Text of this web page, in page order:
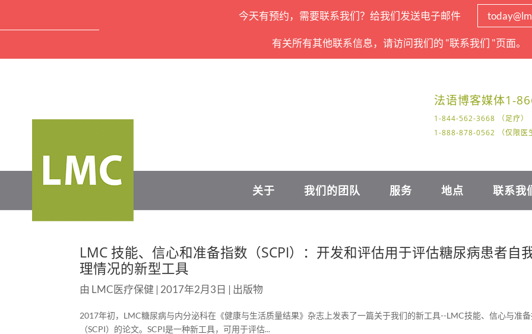
今天有预约，需要联系我们？给我们发送电子邮件
有关所有其他联系信息，请访问我们的 "联系我们 "页面。
法语博客媒体1-
1-844-562-3668 （足疗）
1-888-878-0562 （仅限医
关于 我们的团队 服务 地点 联系我
LMC 技能、信心和准备指数（SCPI）：开发和评估用于评估糖尿病患者自
理情况的新型工具
由 LMC医疗保健 | 2017年2月3日 | 出版物
2017年初，LMC糖尿病与内分泌科在《健康与生活质量结果》杂志上发表了一篇关于我们的新工具--LMC技能、信心与准
（SCPI）的论文。SCPI是一种新工具，可用于评估...